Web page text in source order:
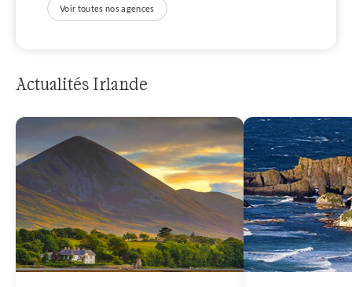
Voir toutes nos agences
Actualités Irlande